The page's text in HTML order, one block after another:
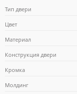
Почта Банк
Тип двери
Цвет
Материал
Конструкция двери
Кромка
Молдинг